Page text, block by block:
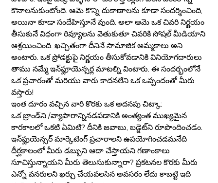
కొనాలనుకుంటోంది. ఆమె కొన్ని దుకాణాలను కూడా సందర్శించింది,
అయినా కూడా సందేహిస్తూనే వుంది. అలా ఆమె ఒక చివరి నిర్ణయం
తీసుకునే విధంగా రివ్యూలను వెతుకుతూ చివరికి సోషల్ మీడియాని
ఆశ్రయించింది. ఖచ్చితంగా దీనినే సామాజిక అమ్మకాలు అని
అంటారు. ఒక ప్రోడక్టుపై నిర్ణయం తీసుకోవడానికి వినియోగదారులు
తాము నమ్మే ఇన్‌ఫ్లూయెన్సర్ల మాటల్ని వింటారు. ఈ సందర్భంలోనే
ఒక ప్రచారంతో మరియు వారు కాదనలేని ఒక ఒప్పందంతో మీరు
వస్తారు!
ఇంత దూరం వచ్చిన వారి కొరకు ఒక అదనపు చిట్కా:
ఒక బ్రాండ్‌ని /వ్యాపారాన్నినడపడానికి అంత్యంత ముఖ్యమైన
కారకాలలో ఒకటి ఏమిటి? దీనికి జవాబు, బడ్జెట్‌ని రూపొందించడం.
ఇన్‌ఫ్లుయెన్సర్ మార్కెటింగ్ ప్రచారాలని ఉపయోగించడమనేది
దీర్ఘకాలంలో మీరు డబ్బుని ఆదా చేస్తాయని గణాంకాలు
సూచిస్తున్నాయని మీరు తెలుసుకున్నారా? ప్రకటనల కొరకు మీరు
ఎన్నో వనరులని ఖర్చు చేయవలసిన అవసరం లేదు కాబట్టి ఇది